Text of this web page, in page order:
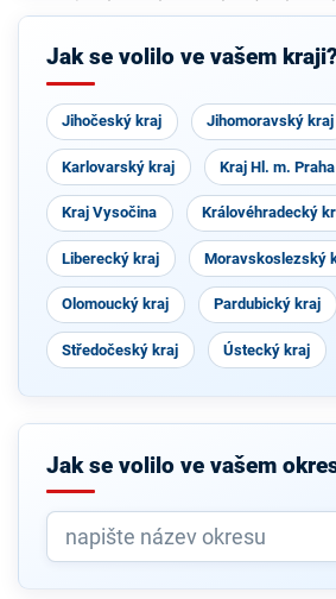
Jak se volilo ve vašem kraji?
Jihočeský kraj Jihomoravský kraj
Karlovarský kraj Kraj Hl. m. Praha
Kraj Vysočina Královéhradecký
Liberecký kraj Moravskoslezský
Olomoucký kraj Pardubický kraj
Středočeský kraj Ústecký kraj
Jak se volilo ve vašem